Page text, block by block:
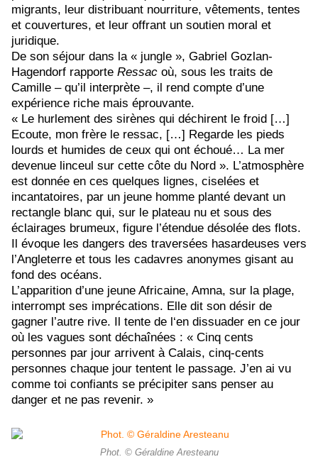
migrants, leur distribuant nourriture, vêtements, tentes
et couvertures, et leur offrant un soutien moral et
juridique.
De son séjour dans la « jungle », Gabriel Gozlan-
Hagendorf rapporte Ressac où, sous les traits de
Camille – qu’il interprète –, il rend compte d’une
expérience riche mais éprouvante.
« Le hurlement des sirènes qui déchirent le froid […]
Ecoute, mon frère le ressac, […] Regarde les pieds
lourds et humides de ceux qui ont échoué… La mer
devenue linceul sur cette côte du Nord ». L’atmosphère
est donnée en ces quelques lignes, ciselées et
incantatoires, par un jeune homme planté devant un
rectangle blanc qui, sur le plateau nu et sous des
éclairages brumeux, figure l’étendue désolée des flots.
Il évoque les dangers des traversées hasardeuses vers
l’Angleterre et tous les cadavres anonymes gisant au
fond des océans.
L’apparition d’une jeune Africaine, Amna, sur la plage,
interrompt ses imprécations. Elle dit son désir de
gagner l’autre rive. Il tente de l‘en dissuader en ce jour
où les vagues sont déchaînées : « Cinq cents
personnes par jour arrivent à Calais, cinq-cents
personnes chaque jour tentent le passage. J’en ai vu
comme toi confiants se précipiter sans penser au
danger et ne pas revenir. »
Phot. © Géraldine Aresteanu